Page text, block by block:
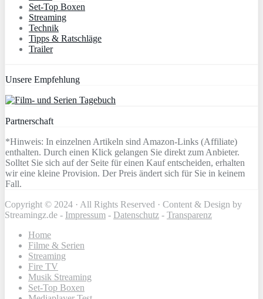
Set-Top Boxen
Streaming
Technik
Tipps & Ratschläge
Trailer
Unsere Empfehlung
Partnerschaft
*Hinweis: In einzelnen Artikeln sind Amazon-Links (Affiliate)
enthalten. Durch einen Klick gelangen Sie direkt zum Anbieter.
Solltet Sie sich auf der Seite für einen Kauf entscheiden, erhalten
wir eine kleine Provision. Der Preis ändert sich für Sie in keinem
Fall.
Copyright © 2024 · All Rights Reserved · Content & Design by
Streamingz.de - Impressum - Datenschutz - Transparenz
Home
Filme & Serien
Streaming
Fire TV
Musik Streaming
Set-Top Boxen